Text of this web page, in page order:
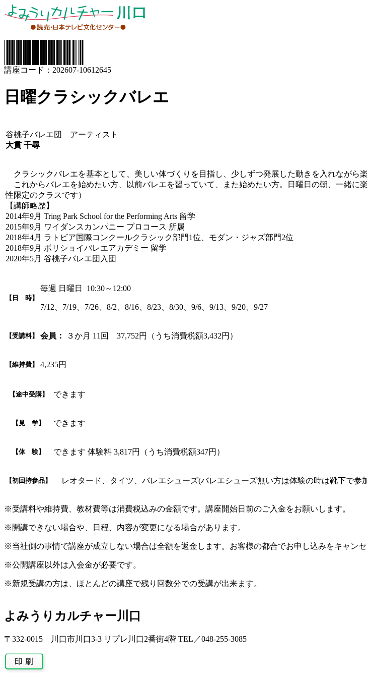
講座コード：202607-10612645
日曜クラシックバレエ
谷桃子バレエ団 アーティスト
大貫 千尋
クラシックバレエを基本として、美しい体づくりを目指し、少しずつ発展した動きを入れながら
これからバレエを始めたい方、以前バレエを習っていて、また始めたい方。日曜日の朝、一緒に
性限定のクラスです）
【講師略歴】
2014年9月 Tring Park School for the Performing Arts 留学
2015年9月 ワイダンスカンパニー プロコース 所属
2018年4月 ラトビア国際コンクールクラシック部門1位、モダン・ジャズ部門2位
2018年9月 ボリショイバレエアカデミー 留学
2020年5月 谷桃子バレエ団入団
【日 時】
毎週 日曜日 10:30～12:00
7/12、7/19、7/26、8/2、8/16、8/23、8/30、9/6、9/13、9/20、9/27
【受講料】 会員： ３か月 11回 37,752円（うち消費税額3,432円）
【維持費】 4,235円
【途中受講】 できます
【見 学】 できます
【体 験】 できます 体験料 3,817円（うち消費税額347円）
【初回持参品】 レオタード、タイツ、バレエシューズ(バレエシューズ無い方は体験の時は靴下で参
※受講料や維持費、教材費等は消費税込みの金額です。講座開始日前のご入金をお願いします。
※開講できない場合や、日程、内容が変更になる場合があります。
※当社側の事情で講座が成立しない場合は全額を返金します。お客様の都合でお申し込みをキャン
※公開講座以外は入会金が必要です。
※新規受講の方は、ほとんどの講座で残り回数分での受講が出来ます。
よみうりカルチャー川口
〒332-0015 川口市川口3-3 リプレ川口2番街4階 TEL／048-255-3085